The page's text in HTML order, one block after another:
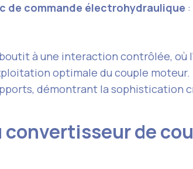
de commande électrohydraulique
à une interaction contrôlée,
optimale du couple moteur.
démontrant la
de